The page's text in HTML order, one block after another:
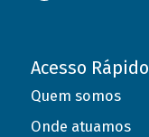
Acesso Rápido
Quem somos
Onde atuamos